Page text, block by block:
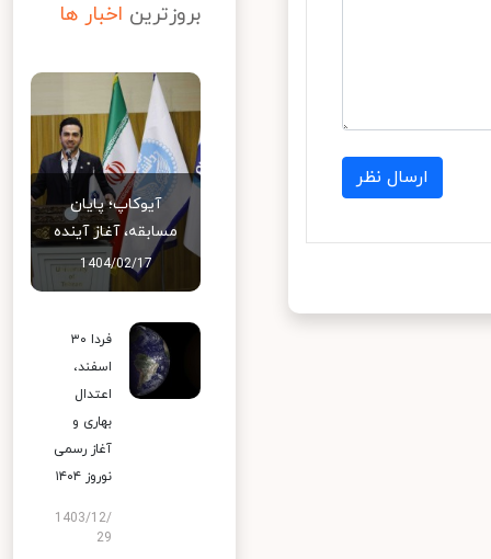
ارسال نظر
بروزترین اخبار ها
آیوکاپ؛ پایان
مسابقه، آغاز آینده
1404/02/17
فردا ۳۰
اسفند،
اعتدال
بهاری و
آغاز رسمی
نوروز ۱۴۰۴
1403/12/
29